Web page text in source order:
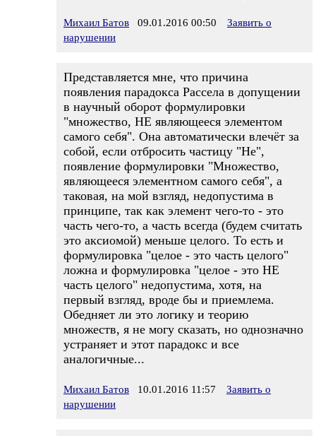
Михаил Батов 09.01.2016 00:50
Заявить о
нарушении
Представляется мне, что причина
появления парадокса Рассела в допущении
в научный оборот формулировки
"множество, НЕ являющееся элементом
самого себя". Она автоматически влечёт за
собой, если отбросить частицу "Не",
появление формулировки "Множество,
являющееся элементном самого себя", а
таковая, на мой взгляд, недопустима в
принципе, так как элемент чего-то - это
часть чего-то, а часть всегда (будем считать
это аксиомой) меньше целого. То есть и
формулировка "целое - это часть целого"
ложна и формулировка "целое - это НЕ
часть целого" недопустима, хотя, на
первый взгляд, вроде бы и приемлема.
Обедняет ли это логику и теорию
множеств, я не могу сказать, но однозначно
устраняет и этот парадокс и все
аналогичные...
Михаил Батов 10.01.2016 11:57
Заявить о
нарушении